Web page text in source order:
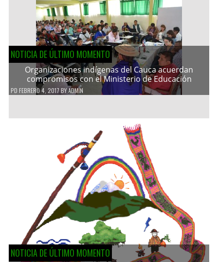
NOTICIA DE ÚLTIMO MOMENTO
Organizaciones indígenas del Cauca acuerdan
compromisos con el Ministerio de Educación
PD FEBRERO 4, 2017 BYADMIN
NOTICIA DE ÚLTIMO MOMENTO